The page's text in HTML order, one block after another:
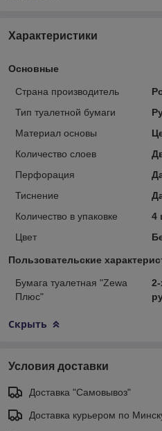
Характеристики
Основные
Страна производитель
Тип туалетной бумаги
Материал основы
Количество слоев
Перфорация
Тиснение
Количество в упаковке
4
Цвет
Пользовательские
Бумага туалетная "Zewa
Плюс"
Скрыть
Условия доставки
Доставка "Самовывоз"
Доставка курьером по